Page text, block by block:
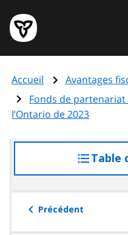
au
contenu
principal
Page
d'accueil
de
l'Ontario
Accueil
Avantages
Fonds de
l’Ontario de 2023
Table
Précédent